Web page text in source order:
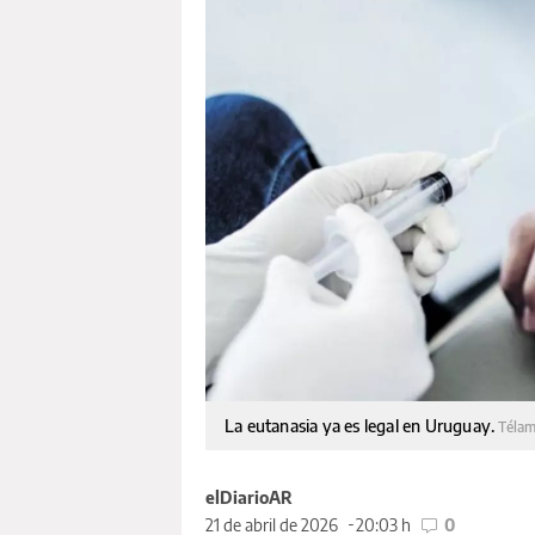
La eutanasia ya es legal en Uruguay.
elDiarioAR
21 de abril de 2026
20:03 h 0